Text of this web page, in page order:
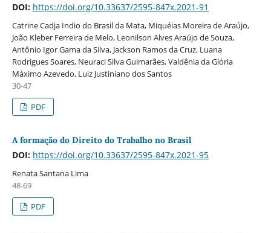
DOI: https://doi.org/10.33637/2595-847x.2021-91
Catrine Cadja Indio do Brasil da Mata, Miquéias Moreira de Araújo,
João Kleber Ferreira de Melo, Leonilson Alves Araújo de Souza,
Antônio Igor Gama da Silva, Jackson Ramos da Cruz, Luana
Rodrigues Soares, Neuraci Silva Guimarães, Valdênia da Glória
Máximo Azevedo, Luiz Justiniano dos Santos
30-47
PDF
A formação do Direito do Trabalho no Brasil
DOI: https://doi.org/10.33637/2595-847x.2021-95
Renata Santana Lima
48-69
PDF